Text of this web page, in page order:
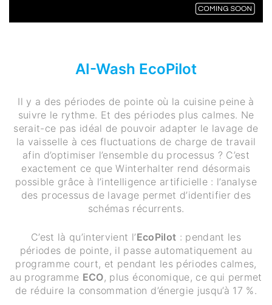
AI-Wash EcoPilot
Il y a des périodes de pointe où la cuisine peine à
suivre le rythme. Et des périodes plus calmes. Ne
serait-ce pas idéal de pouvoir adapter le lavage de
la vaisselle à ces fluctuations de charge de travail
afin d’optimiser l’ensemble du processus ? C’est
exactement ce que Winterhalter rend désormais
possible grâce à l’intelligence artificielle : l’analyse
des processus de lavage permet d’identifier des
schémas récurrents.
C’est là qu’intervient l’EcoPilot : pendant les
périodes de pointe, il passe automatiquement au
programme court, et pendant les périodes calmes,
au programme ECO, plus économique, ce qui permet
de réduire la consommation d’énergie jusqu’à 17 %.